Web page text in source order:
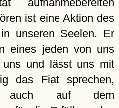
aufnahmebereiten
ist eine Aktion des
unseren Seelen. Er
eines jeden von uns
uns und lässt uns mit
das Fiat sprechen,
auch auf dem